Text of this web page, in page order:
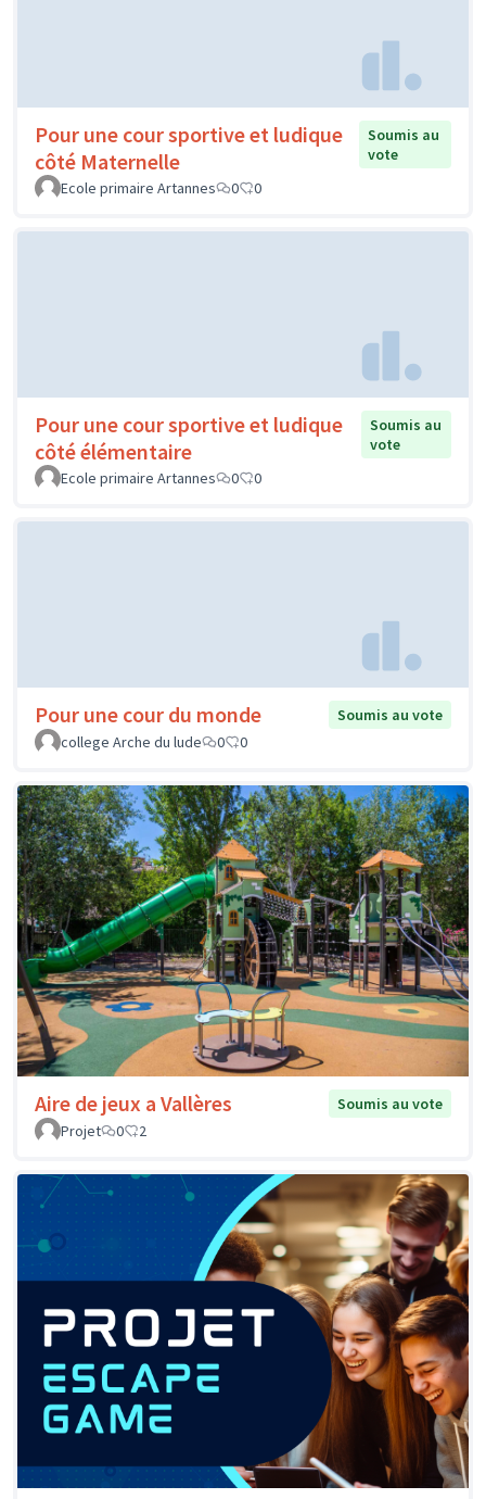
Pour une cour sportive et ludique
côté Maternelle
Soumis au
vote
Ecole primaire Artannes
0 0
Pour une cour sportive et ludique
côté élémentaire
Soumis au
vote
Ecole primaire Artannes
0 0
Pour une cour du monde
Soumis au vote
college Arche du lude
0 0
Aire de jeux a Vallères
Soumis au vote
Projet
0 2